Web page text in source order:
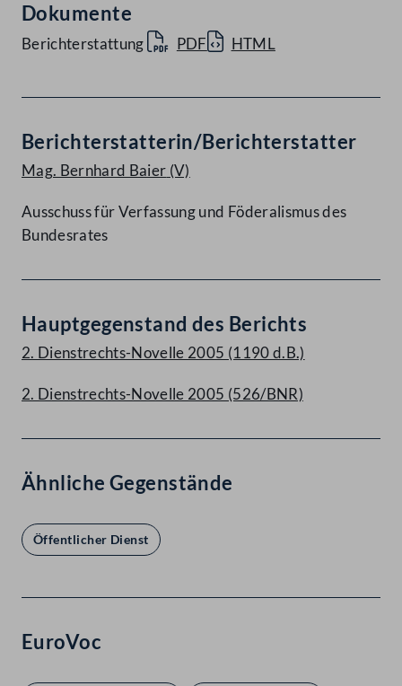
Dokumente
Berichterstattung PDF HTML
Berichterstatterin/Berichterstatter
Mag. Bernhard Baier (V)
Ausschuss für Verfassung und Föderalismus des
Bundesrates
Hauptgegenstand des Berichts
2. Dienstrechts-Novelle 2005 (1190 d.B.)
2. Dienstrechts-Novelle 2005 (526/BNR)
Ähnliche Gegenstände
Öffentlicher Dienst
EuroVoc